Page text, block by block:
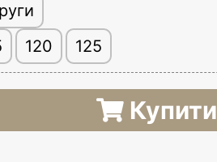
120 125
Купити